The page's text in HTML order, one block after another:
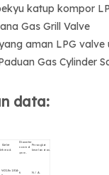
katup kompor
Gas Grill Valve
aman LPG
Gas Cylinder
data:
Outlet
thread.
Diameter
nominal
φmm.
Perangkat
keselamatan.
W21.8x1.814-
6 N / A.